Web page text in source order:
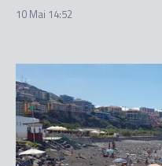
10 Mai 14:52